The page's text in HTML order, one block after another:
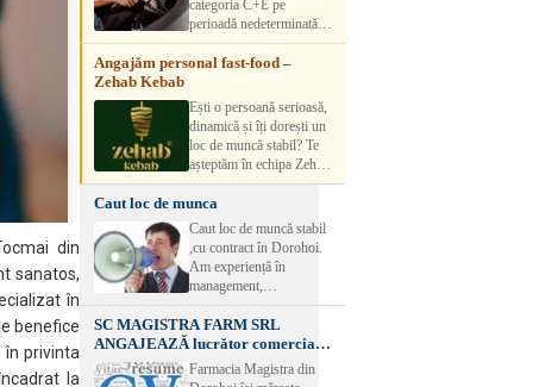
din
sanatos,
în
benefice
în privinta
la
categoria C+E pe
perioadă nedeterminată.
Candidatul trebuie să
aibă experiență și atestat
detalii, vă rog să sunați la
numărul de telefon.
Angajăm personal fast-food –
Zehab Kebab
Ești o persoană serioasă,
dinamică și îți dorești un
loc de muncă stabil? Te
așteptăm în echipa Zehab
Kebab! Posturi
disponibile: -
SHAORMAR AJUTOR
BUCATAR 2/posturi -
LUCRATOR
COMERCIAL
VANZATOR /2 posturi
OFERIM : Contract de
muncă Program flexibil
Salariu motivant, în
funcție de experienț
Caut loc de munca
Caut loc de muncă stabil
,cu contract în Dorohoi.
Am experiență în
management,
contabilitate, ospătărie .
Rog seriozitate
SC MAGISTRA FARM SRL
ANGAJEAZĂ lucrător comercial –
DOROHOI
Farmacia Magistra din